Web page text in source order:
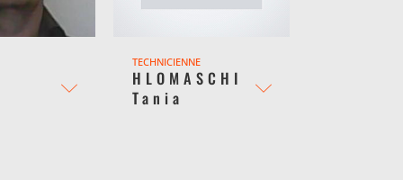
TECHNICIENNE
HLOMASCHI
Tania